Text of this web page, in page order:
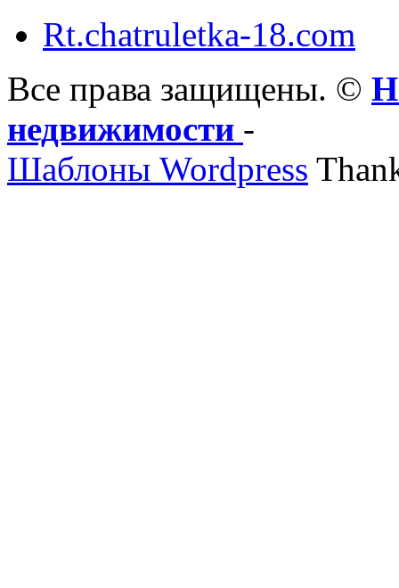
Rt.chatruletka-18.com
Все права защищены. ©
недвижимости -
Шаблоны Wordpress